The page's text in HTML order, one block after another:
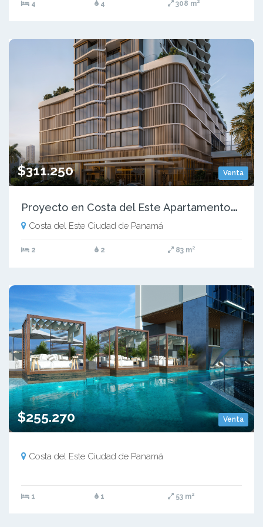
4 4 308 m²
Venta
$311.250
P
royecto en Costa del Este Apartamentos en Preventa PH Aurum - LH
Costa del Este Ciudad de Panamá
2 2 83 m²
Venta
$255.270
Costa del Este Ciudad de Panamá
1 1 53 m²